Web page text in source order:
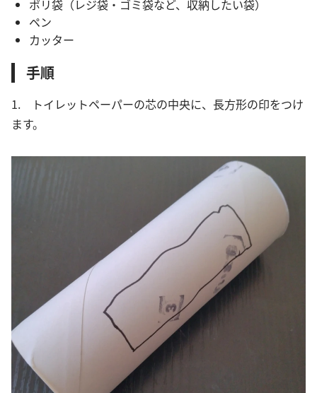
ポリ袋（レジ袋・ゴミ袋など、収納したい袋）
ペン
カッター
手順
1. トイレットペーパーの芯の中央に、長方形の印をつけ
ます。